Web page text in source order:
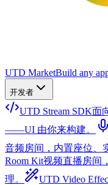
UTD MarketBuild any
开发者
UTD Stream SDK面
——UI 由你来构建。
音频房间，内置座位、
Room Kit视频直播房间
理。
UTD Video